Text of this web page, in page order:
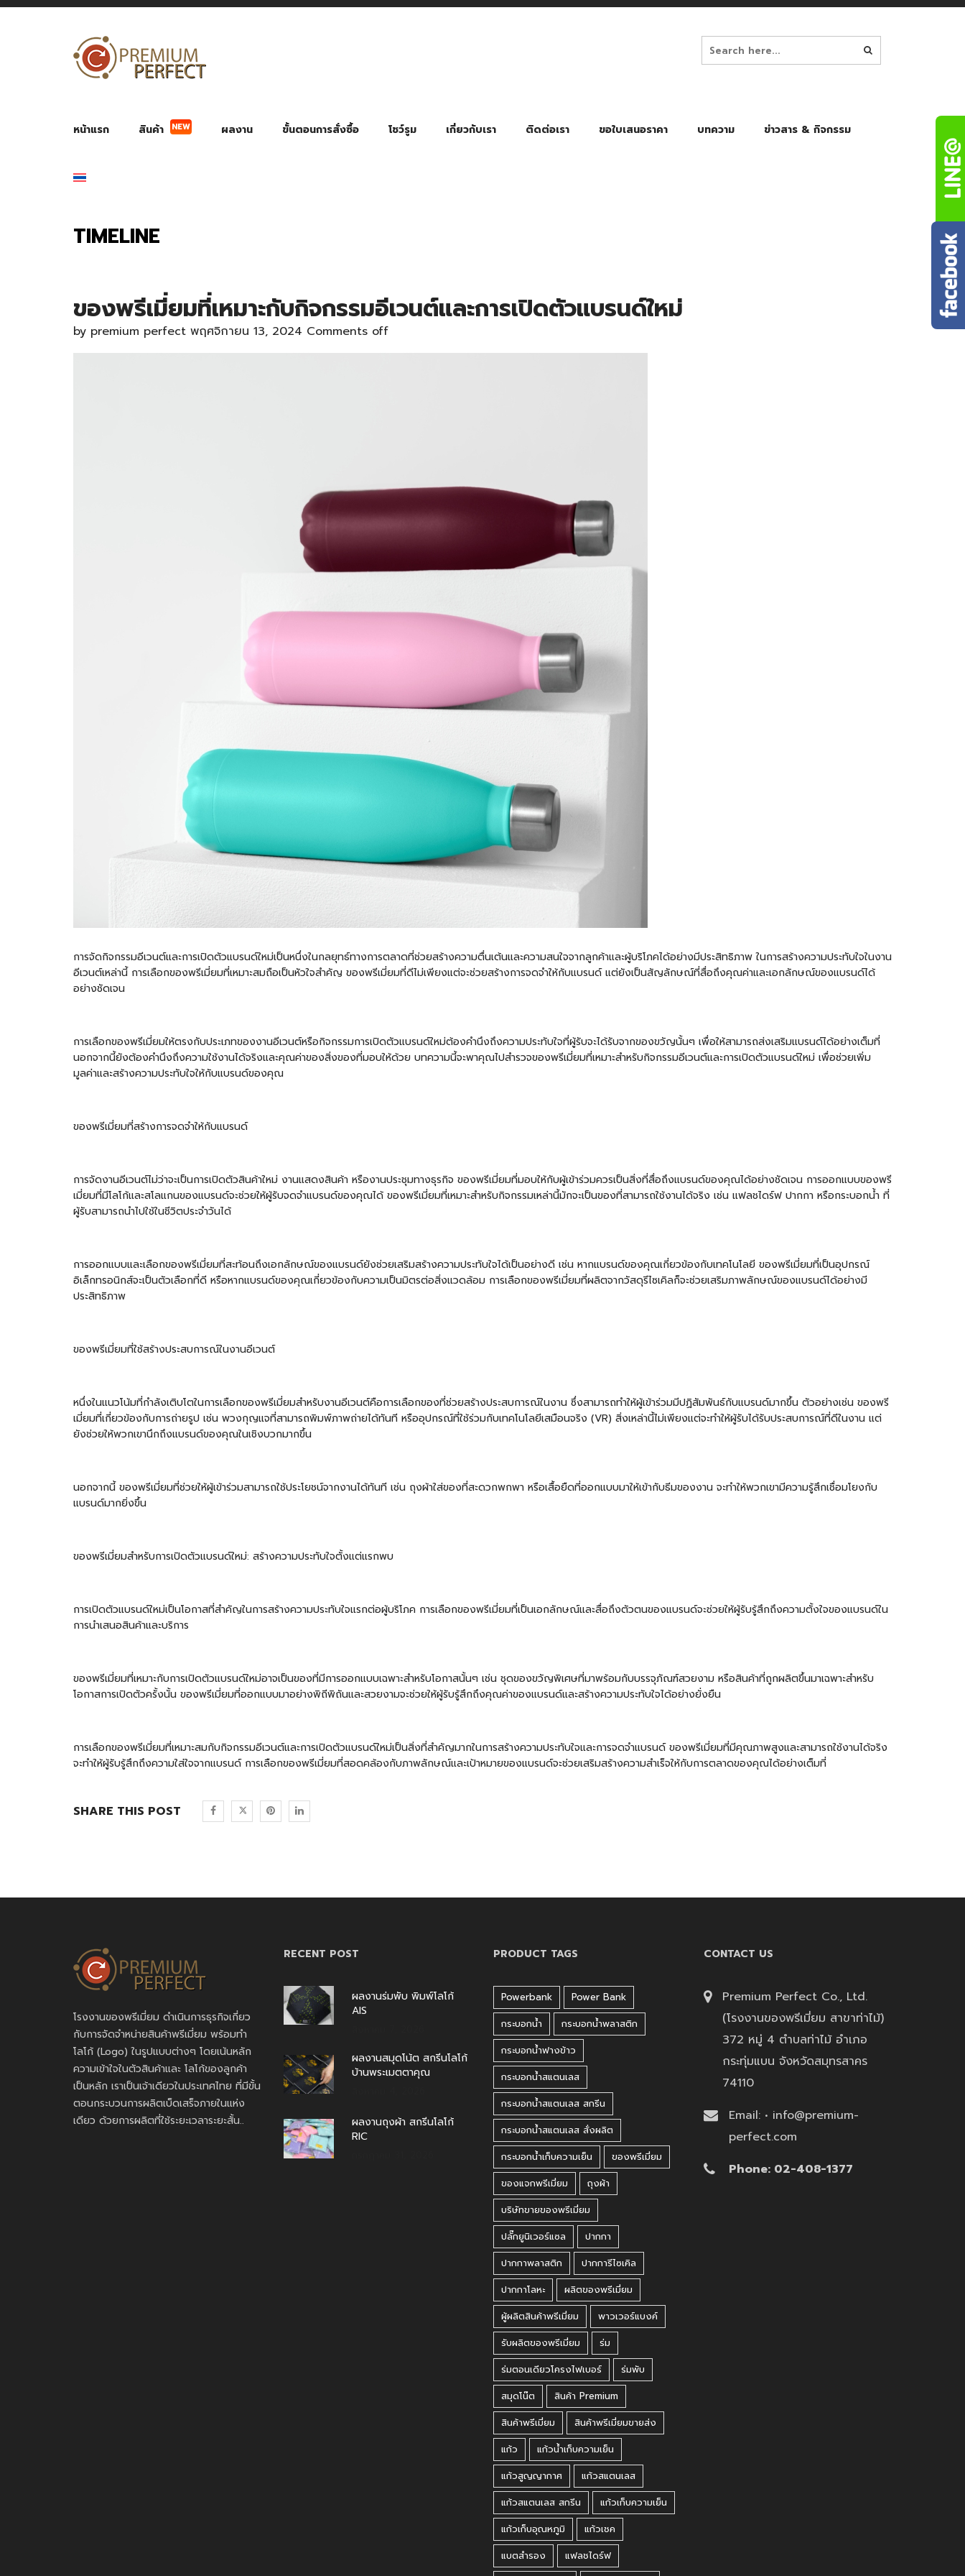
หน้าแรก สินค้า NEW ผลงาน ขั้นตอนการสั่งซื้อ โชว์รูม เกี่ยวกับเรา ติดต่อเรา ขอใบเสนอราคา บทความ ข่าวสาร & กิจกรรม
TIMELINE
ของพรีเมี่ยมที่เหมาะกับกิจกรรมอีเวนต์และการเปิดตัวแบรนด์ใหม่
by premium perfect พฤศจิกายน 13, 2024 Comments off
การจัดกิจกรรมอีเวนต์และการเปิดตัวแบรนด์ใหม่เป็นหนึ่งในกลยุทธ์ทางการตลาดที่ช่วยสร้างความตื่นเต้นและความสนใจจากลูกค้าและผู้บริโภคได้อย่างมีประสิทธิภาพ ในการสร้างความประทับใจในงาน
อีเวนต์เหล่านี้ การเลือกของพรีเมี่ยมที่เหมาะสมถือเป็นหัวใจสำคัญ ของพรีเมี่ยมที่ดีไม่เพียงแต่จะช่วยสร้างการจดจำให้กับแบรนด์ แต่ยังเป็นสัญลักษณ์ที่สื่อถึงคุณค่าและเอกลักษณ์ของแบรนด์ได้
อย่างชัดเจน
การเลือกของพรีเมี่ยมให้ตรงกับประเภทของงานอีเวนต์หรือกิจกรรมการเปิดตัวแบรนด์ใหม่ต้องคำนึงถึงความประทับใจที่ผู้รับจะได้รับจากของขวัญนั้นๆ เพื่อให้สามารถส่งเสริมแบรนด์ได้อย่างเต็มที่
นอกจากนี้ยังต้องคำนึงถึงความใช้งานได้จริงและคุณค่าของสิ่งของที่มอบให้ด้วย บทความนี้จะพาคุณไปสำรวจของพรีเมี่ยมที่เหมาะสำหรับกิจกรรมอีเวนต์และการเปิดตัวแบรนด์ใหม่ เพื่อช่วยเพิ่ม
มูลค่าและสร้างความประทับใจให้กับแบรนด์ของคุณ
ของพรีเมี่ยมที่สร้างการจดจำให้กับแบรนด์
การจัดงานอีเวนต์ไม่ว่าจะเป็นการเปิดตัวสินค้าใหม่ งานแสดงสินค้า หรืองานประชุมทางธุรกิจ ของพรีเมี่ยมที่มอบให้กับผู้เข้าร่วมควรเป็นสิ่งที่สื่อถึงแบรนด์ของคุณได้อย่างชัดเจน การออกแบบของพรี
เมี่ยมที่มีโลโก้และสโลแกนของแบรนด์จะช่วยให้ผู้รับจดจำแบรนด์ของคุณได้ ของพรีเมี่ยมที่เหมาะสำหรับกิจกรรมเหล่านี้มักจะเป็นของที่สามารถใช้งานได้จริง เช่น แฟลชไดร์ฟ ปากกา หรือกระบอกน้ำ ที่
ผู้รับสามารถนำไปใช้ในชีวิตประจำวันได้
การออกแบบและเลือกของพรีเมี่ยมที่สะท้อนถึงเอกลักษณ์ของแบรนด์ยังช่วยเสริมสร้างความประทับใจได้เป็นอย่างดี เช่น หากแบรนด์ของคุณเกี่ยวข้องกับเทคโนโลยี ของพรีเมี่ยมที่เป็นอุปกรณ์
อิเล็กทรอนิกส์จะเป็นตัวเลือกที่ดี หรือหากแบรนด์ของคุณเกี่ยวข้องกับความเป็นมิตรต่อสิ่งแวดล้อม การเลือกของพรีเมี่ยมที่ผลิตจากวัสดุรีไซเคิลก็จะช่วยเสริมภาพลักษณ์ของแบรนด์ได้อย่างมี
ประสิทธิภาพ
ของพรีเมี่ยมที่ใช้สร้างประสบการณ์ในงานอีเวนต์
หนึ่งในแนวโน้มที่กำลังเติบโตในการเลือกของพรีเมี่ยมสำหรับงานอีเวนต์คือการเลือกของที่ช่วยสร้างประสบการณ์ในงาน ซึ่งสามารถทำให้ผู้เข้าร่วมมีปฏิสัมพันธ์กับแบรนด์มากขึ้น ตัวอย่างเช่น ของพรี
เมี่ยมที่เกี่ยวข้องกับการถ่ายรูป เช่น พวงกุญแจที่สามารถพิมพ์ภาพถ่ายได้ทันที หรืออุปกรณ์ที่ใช้ร่วมกับเทคโนโลยีเสมือนจริง (VR) สิ่งเหล่านี้ไม่เพียงแต่จะทำให้ผู้รับได้รับประสบการณ์ที่ดีในงาน แต่
ยังช่วยให้พวกเขานึกถึงแบรนด์ของคุณในเชิงบวกมากขึ้น
นอกจากนี้ ของพรีเมี่ยมที่ช่วยให้ผู้เข้าร่วมสามารถใช้ประโยชน์จากงานได้ทันที เช่น ถุงผ้าใส่ของที่สะดวกพกพา หรือเสื้อยืดที่ออกแบบมาให้เข้ากับธีมของงาน จะทำให้พวกเขามีความรู้สึกเชื่อมโยงกับ
แบรนด์มากยิ่งขึ้น
ของพรีเมี่ยมสำหรับการเปิดตัวแบรนด์ใหม่: สร้างความประทับใจตั้งแต่แรกพบ
การเปิดตัวแบรนด์ใหม่เป็นโอกาสที่สำคัญในการสร้างความประทับใจแรกต่อผู้บริโภค การเลือกของพรีเมี่ยมที่เป็นเอกลักษณ์และสื่อถึงตัวตนของแบรนด์จะช่วยให้ผู้รับรู้สึกถึงความตั้งใจของแบรนด์ใน
การนำเสนอสินค้าและบริการ
ของพรีเมี่ยมที่เหมาะกับการเปิดตัวแบรนด์ใหม่อาจเป็นของที่มีการออกแบบเฉพาะสำหรับโอกาสนั้นๆ เช่น ชุดของขวัญพิเศษที่มาพร้อมกับบรรจุภัณฑ์สวยงาม หรือสินค้าที่ถูกผลิตขึ้นมาเฉพาะสำหรับ
โอกาสการเปิดตัวครั้งนั้น ของพรีเมี่ยมที่ออกแบบมาอย่างพิถีพิถันและสวยงามจะช่วยให้ผู้รับรู้สึกถึงคุณค่าของแบรนด์และสร้างความประทับใจได้อย่างยั่งยืน
การเลือกของพรีเมี่ยมที่เหมาะสมกับกิจกรรมอีเวนต์และการเปิดตัวแบรนด์ใหม่เป็นสิ่งที่สำคัญมากในการสร้างความประทับใจและการจดจำแบรนด์ ของพรีเมี่ยมที่มีคุณภาพสูงและสามารถใช้งานได้จริง
จะทำให้ผู้รับรู้สึกถึงความใส่ใจจากแบรนด์ การเลือกของพรีเมี่ยมที่สอดคล้องกับภาพลักษณ์และเป้าหมายของแบรนด์จะช่วยเสริมสร้างความสำเร็จให้กับการตลาดของคุณได้อย่างเต็มที่
SHARE THIS POST
โรงงานของพรีเมี่ยม ดำเนินการธุรกิจเกี่ยว
กับการจัดจำหน่ายสินค้าพรีเมี่ยม พร้อมทำ
โลโก้ (Logo) ในรูปแบบต่างๆ โดยเน้นหลัก
ความเข้าใจในตัวสินค้าและ โลโก้ของลูกค้า
เป็นหลัก เราเป็นเจ้าเดียวในประเทศไทย ที่มีขั้น
ตอนกระบวนการผลิตเบ็ดเสร็จภายในแห่ง
เดียว ด้วยการผลิตที่ใช้ระยะเวลาระยะสั้น..
RECENT POST
ผลงานร่มพับ พิมพ์โลโก้
AIS
ผลงานสมุดโน้ต สกรีนโลโก้
บ้านพระเมตตาคุณ
ผลงานถุงผ้า สกรีนโลโก้
RIC
PRODUCT TAGS
Powerbank
Power Bank
กระบอกน้ำ
กระบอกน้ำพลาสติก
กระบอกน้ำฟางข้าว
กระบอกน้ำสแตนเลส
กระบอกน้ำสแตนเลส สกรีน
กระบอกน้ำสแตนเลส สั่งผลิต
กระบอกน้ำเก็บความเย็น
ของพรีเมี่ยม
ของแจกพรีเมี่ยม
ถุงผ้า
บริษัทขายของพรีเมี่ยม
ปลั๊กยูนิเวอร์แซล
ปากกา
ปากกาพลาสติก
ปากการีไซเคิล
ปากกาโลหะ
ผลิตของพรีเมี่ยม
ผู้ผลิตสินค้าพรีเมี่ยม
พาวเวอร์แบงค์
รับผลิตของพรีเมี่ยม
ร่ม
ร่มตอนเดียวโครงไฟเบอร์
ร่มพับ
สมุดโน๊ต
สินค้า Premium
สินค้าพรีเมี่ยม
สินค้าพรีเมี่ยมขายส่ง
แก้ว
แก้วน้ำเก็บความเย็น
แก้วสูญญากาศ
แก้วสแตนเลส
แก้วสแตนเลส สกรีน
แก้วเก็บความเย็น
แก้วเก็บอุณหภูมิ
แก้วเชค
แบตสำรอง
แฟลชไดร์ฟ
CONTACT US
Premium Perfect Co., Ltd.
(โรงงานของพรีเมี่ยม สาขาท่าไม้)
372 หมู่ 4 ตำบลท่าไม้ อำเภอ
กระทุ่มแบน จังหวัดสมุทรสาคร
74110
Email: • info@premium-
perfect.com
Phone: 02-408-1377